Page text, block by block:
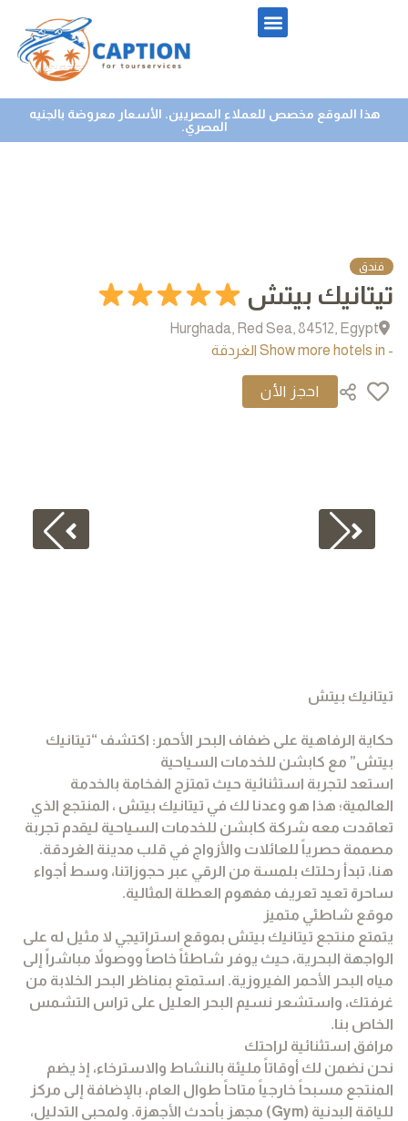
هذا الموقع مخصص للعملاء المصريين. الأسعار معروضة بالجنيه
المصري.
فندق
تيتانيك بيتش
Hurghada, Red Sea, 84512, Egypt
- Show more hotels in الغردقة
تيتانيك بيتش
حكاية الرفاهية على ضفاف البحر الأحمر: اكتشف “تيتانيك
بيتش” مع كابشن للخدمات السياحية
استعد لتجربة استثنائية حيث تمتزج الفخامة بالخدمة
العالمية؛ هذا هو وعدنا لك في تيتانيك بيتش ، المنتجع الذي
تعاقدت معه شركة كابشن للخدمات السياحية ليقدم تجربة
مصممة حصرياً للعائلات والأزواج في قلب مدينة الغردقة.
هنا، تبدأ رحلتك بلمسة من الرقي عبر حجوزاتنا، وسط أجواء
ساحرة تعيد تعريف مفهوم العطلة المثالية.
موقع شاطئي متميز
يتمتع منتجع تيتانيك بيتش بموقع استراتيجي لا مثيل له على
الواجهة البحرية، حيث يوفر شاطئاً خاصاً ووصولاً مباشراً إلى
مياه البحر الأحمر الفيروزية. استمتع بمناظر البحر الخلابة من
غرفتك، واستشعر نسيم البحر العليل على تراس التشمس
الخاص بنا.
مرافق استثنائية لراحتك
نحن نضمن لك أوقاتاً مليئة بالنشاط والاسترخاء، إذ يضم
المنتجع مسبحاً خارجياً متاحاً طوال العام، بالإضافة إلى مركز
للياقة البدنية (Gym) مجهز بأحدث الأجهزة. ولمحبي التدليل،